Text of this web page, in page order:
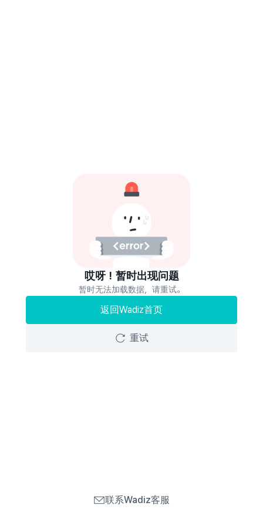
哎呀！暂时出现问题
暂时无法加载数据，请重试。
返回Wadiz首页
重试
联系Wadiz客服